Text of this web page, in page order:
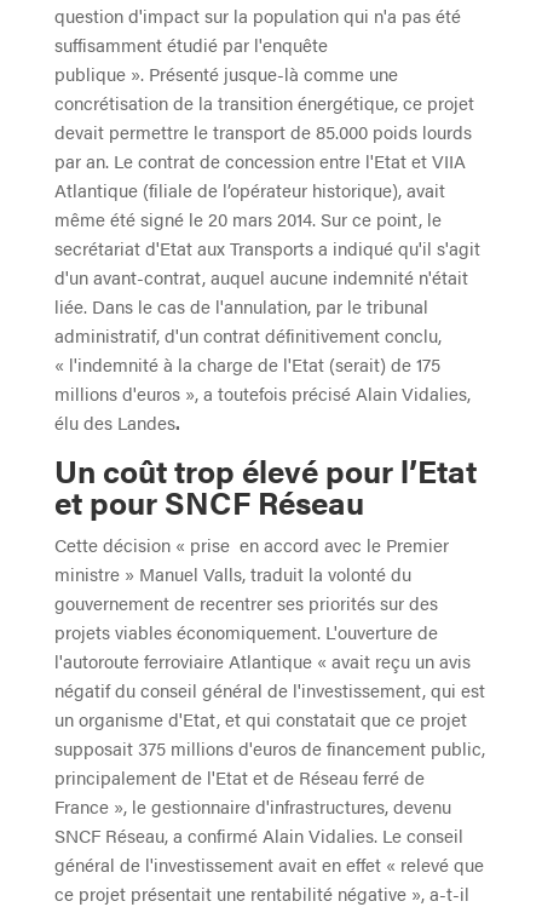
question d'impact sur la population qui n'a pas été
suffisamment étudié par l'enquête
publique ». Présenté jusque-là comme une
concrétisation de la transition énergétique, ce projet
devait permettre le transport de 85.000 poids lourds
par an. Le contrat de concession entre l'Etat et VIIA
Atlantique (filiale de l’opérateur historique), avait
même été signé le 20 mars 2014. Sur ce point, le
secrétariat d'Etat aux Transports a indiqué qu'il s'agit
d'un avant-contrat, auquel aucune indemnité n'était
liée. Dans le cas de l'annulation, par le tribunal
administratif, d'un contrat définitivement conclu,
« l'indemnité à la charge de l'Etat (serait) de 175
millions d'euros », a toutefois précisé Alain Vidalies,
élu des Landes.
Un coût trop élevé pour l’Etat
et pour SNCF Réseau
Cette décision « prise en accord avec le Premier
ministre » Manuel Valls, traduit la volonté du
gouvernement de recentrer ses priorités sur des
projets viables économiquement. L'ouverture de
l'autoroute ferroviaire Atlantique « avait reçu un avis
négatif du conseil général de l'investissement, qui est
un organisme d'Etat, et qui constatait que ce projet
supposait 375 millions d'euros de financement public,
principalement de l'Etat et de Réseau ferré de
France », le gestionnaire d'infrastructures, devenu
SNCF Réseau, a confirmé Alain Vidalies. Le conseil
général de l'investissement avait en effet « relevé que
ce projet présentait une rentabilité négative », a-t-il